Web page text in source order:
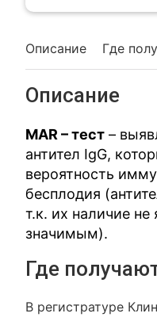
Описание Где
Описание
МАR – тест –
антител IgG,
вероятность
бесплодия
т.к. их наличие не
значимым).
Где
В регистратуре